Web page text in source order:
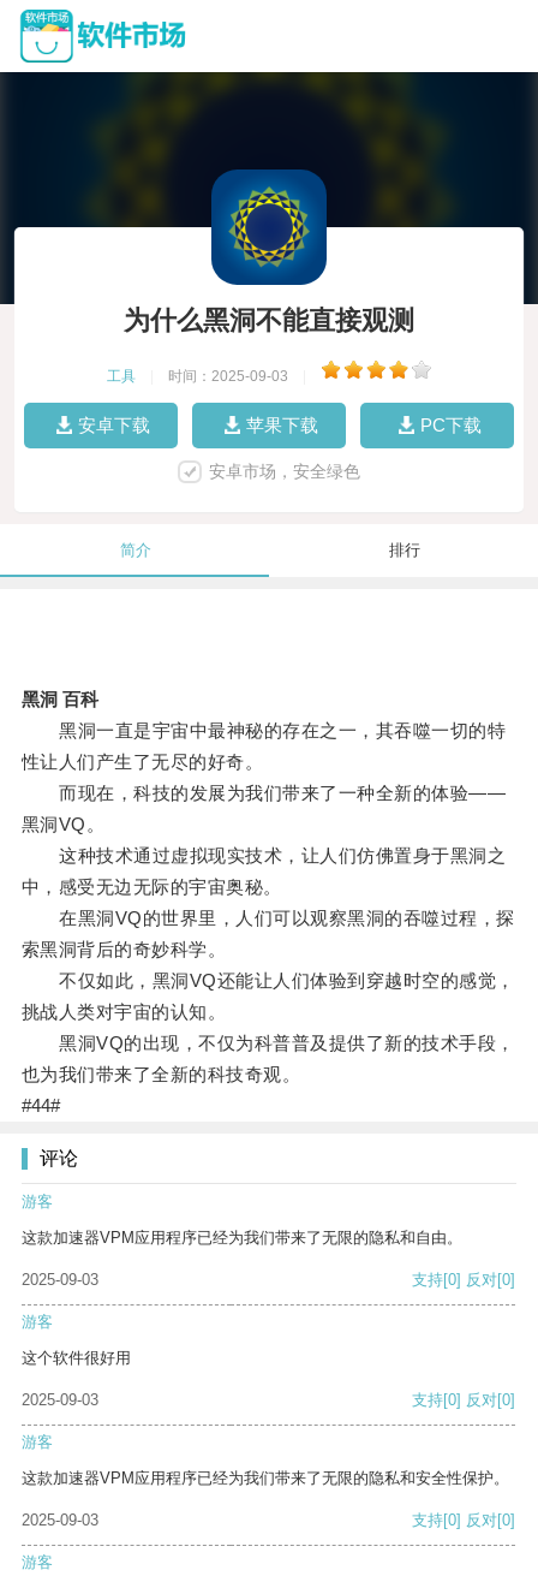
为什么黑洞不能直接观测
工具 时间：2025-09-03
安卓下载 苹果下载 PC下载
安卓市场，安全绿色
简介 排行
黑洞 百科
黑洞一直是宇宙中最神秘的存在之一，其吞噬一切的特
性让人们产生了无尽的好奇。
而现在，科技的发展为我们带来了一种全新的体验——
黑洞VQ。
这种技术通过虚拟现实技术，让人们仿佛置身于黑洞之
中，感受无边无际的宇宙奥秘。
在黑洞VQ的世界里，人们可以观察黑洞的吞噬过程，探
索黑洞背后的奇妙科学。
不仅如此，黑洞VQ还能让人们体验到穿越时空的感觉，
挑战人类对宇宙的认知。
黑洞VQ的出现，不仅为科普普及提供了新的技术手段，
也为我们带来了全新的科技奇观。
#44#
评论
游客
这款加速器VPM应用程序已经为我们带来了无限的隐私和自由。
2025-09-03 支持[0] 反对[0]
游客
这个软件很好用
2025-09-03 支持[0] 反对[0]
游客
这款加速器VPM应用程序已经为我们带来了无限的隐私和安全性保护。
2025-09-03 支持[0] 反对[0]
游客